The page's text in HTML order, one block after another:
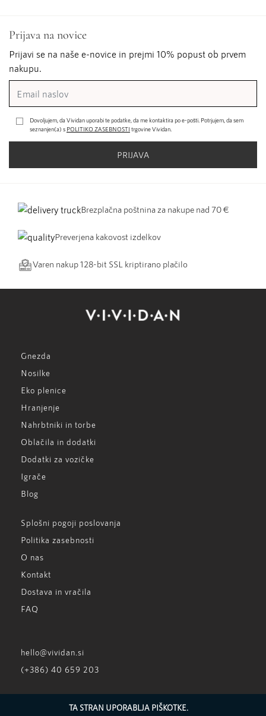
Prijava na novice
Prijavi se na naše e-novice in prejmi 10% popust ob prvem
nakupu.
PRIJAVA
Dovoljujem, da Vividan uporabi te podatke, da me kontaktira po e-pošti. Potrjujem, da sem
seznanjen(a) s POLITIKO ZASEBNOSTI trgovine Vividan.
Brezplačna poštnina za nakupe nad 70 €
Preverjena kakovost izdelkov
Varen nakup 128-bit SSL kriptirano plačilo
Gnezda
Nosilke
Eko plenice
Hranjenje
Nahrbtniki in torbe
Oblačila in dodatki
Dodatki za vozičke
Igrače
Blog
Splošni pogoji poslovanja
Politika zasebnosti
O nas
Kontakt
Dostava in vračila
FAQ
hello@vividan.si
(+386) 40 659 203
TA STRAN UPORABLJA PIŠKOTKE.